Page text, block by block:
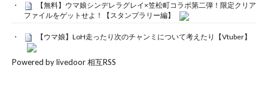
【無料】ウマ娘シンデレラグレイ×笠松町コラボ第二弾！限定クリア
ファイルをゲットせよ！【スタンプラリー編】
【ウマ娘】LoH走ったり次のチャンミについて考えたり【Vtuber】
Powered by livedoor 相互RSS